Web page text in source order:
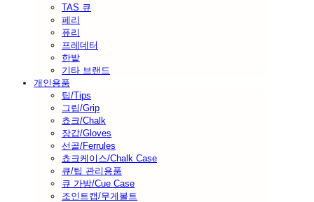
TAS 큐
페리
퓨리
프레데터
한밭
기타 브랜드
개인용품
팁/Tips
그립/Grip
쵸크/Chalk
장갑/Gloves
선골/Ferrules
쵸크케이스/Chalk Case
큐/팁 관리용품
큐 가방/Cue Case
조인트캡/무게볼트